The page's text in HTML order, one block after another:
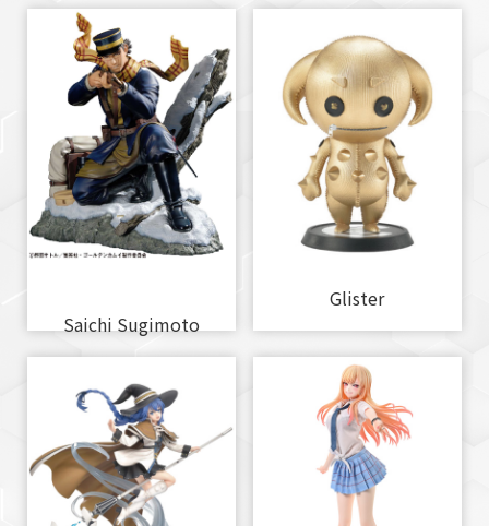
Saichi Sugimoto
Glister